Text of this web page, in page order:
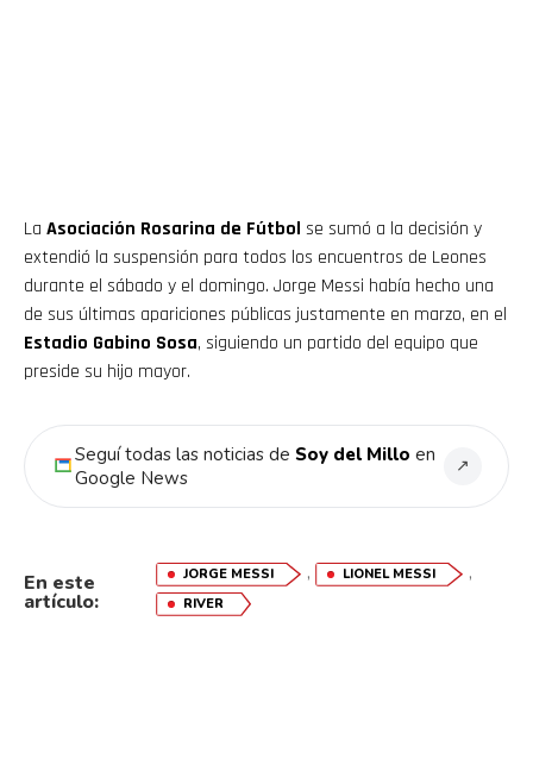
La Asociación Rosarina de Fútbol se sumó a la decisión y
extendió la suspensión para todos los encuentros de Leones
durante el sábado y el domingo. Jorge Messi había hecho una
de sus últimas apariciones públicas justamente en marzo, en el
Estadio Gabino Sosa, siguiendo un partido del equipo que
preside su hijo mayor.
Seguí todas las noticias de Soy del Millo en
Google News
↗
En este
artículo:
JORGE MESSI , LIONEL MESSI ,
RIVER